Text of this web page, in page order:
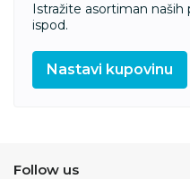
Istražite asortiman
ispod.
Nastavi kupovinu
Follow us